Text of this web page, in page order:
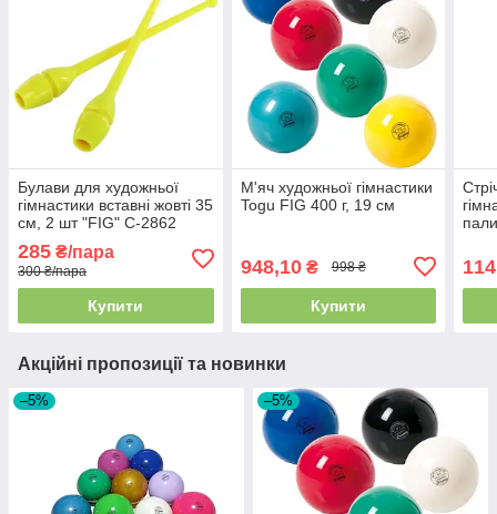
Булави для художньої
гімнастики вставні жовті 35
см, 2 шт "FIG" C-2862
285 ₴/пара
300 ₴/пара
Купити
М'яч художньої гімнастики
Togu FIG 400 г, 19 см
948,10₴ 998 ₴
Купити
114
Акційні пропозиції та новинки
–5% –5%